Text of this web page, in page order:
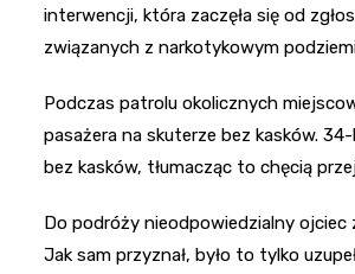
interwencji, która zaczęła się od
związanych z narkotykowym
Podczas patrolu okolicznych
pasażera na skuterze bez kasków.
bez kasków, tłumacząc to chęcią
Do podróży nieodpowiedzialny ojciec
Jak sam przyznał, było to tylko